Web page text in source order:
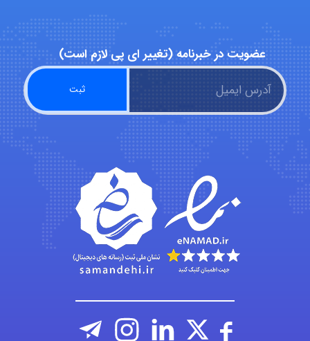
ABOALFZAL ZAREI
nima5534
arman.m
Hasan haghparast
عضویت در خبرنامه (تغییر ای پی لازم است)